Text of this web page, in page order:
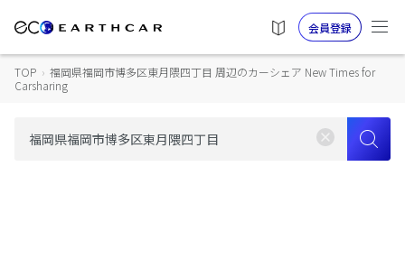
会員登録
TOP › 福岡県福岡市博多区東月隈四丁目 周辺のカーシェア New Times for
Carsharing